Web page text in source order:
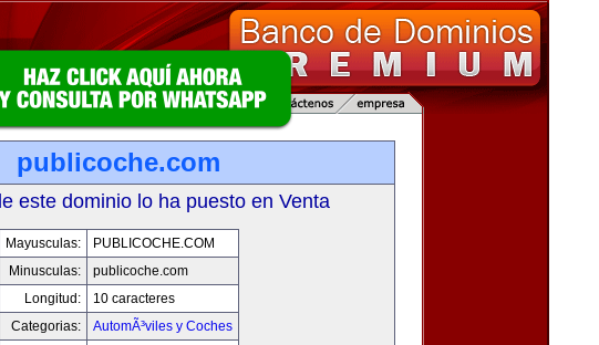
publicoche.com
este dominio lo ha puesto en Venta
Mayusculas:
PUBLICOCHE.COM
Minusculas:
publicoche.com
Longitud:
10 caracteres
Categorias:
AutomÃ³viles y Coches